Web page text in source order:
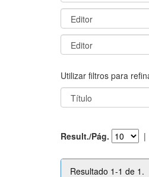
Utilizar filtros para
Result./Pág. |
Resultado 1-1 de 1.